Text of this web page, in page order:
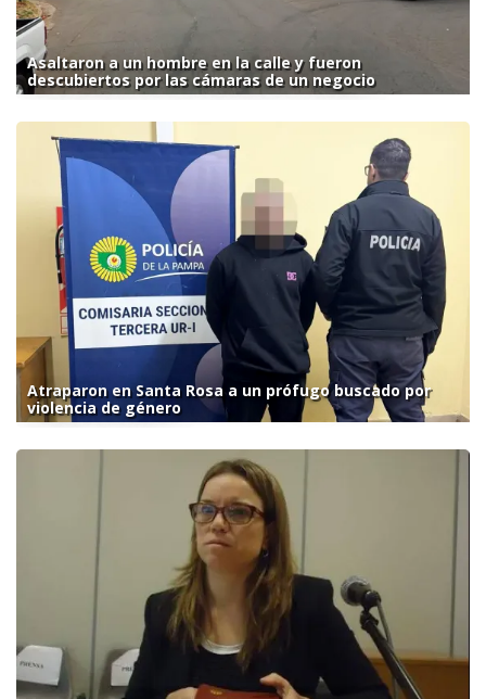
Asaltaron a un hombre en la calle y fueron
descubiertos por las cámaras de un negocio
Atraparon en Santa Rosa a un prófugo buscado por
violencia de género